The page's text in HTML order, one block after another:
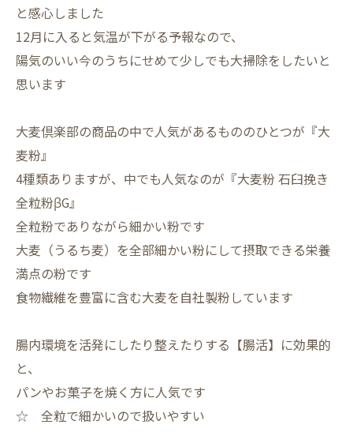
と感心しました
12月に入ると気温が下がる予報なので、
陽気のいい今のうちにせめて少しでも大掃除をしたいと
思います
大麦倶楽部の商品の中で人気があるもののひとつが『大
麦粉』
4種類ありますが、中でも人気なのが『大麦粉 石臼挽き
全粒粉βG』
全粒粉でありながら細かい粉です
大麦（うるち麦）を全部細かい粉にして摂取できる栄養
満点の粉です
食物繊維を豊富に含む大麦を自社製粉しています
腸内環境を活発にしたり整えたりする【腸活】に効果的
と、
パンやお菓子を焼く方に人気です
☆ 全粒で細かいので扱いやすい